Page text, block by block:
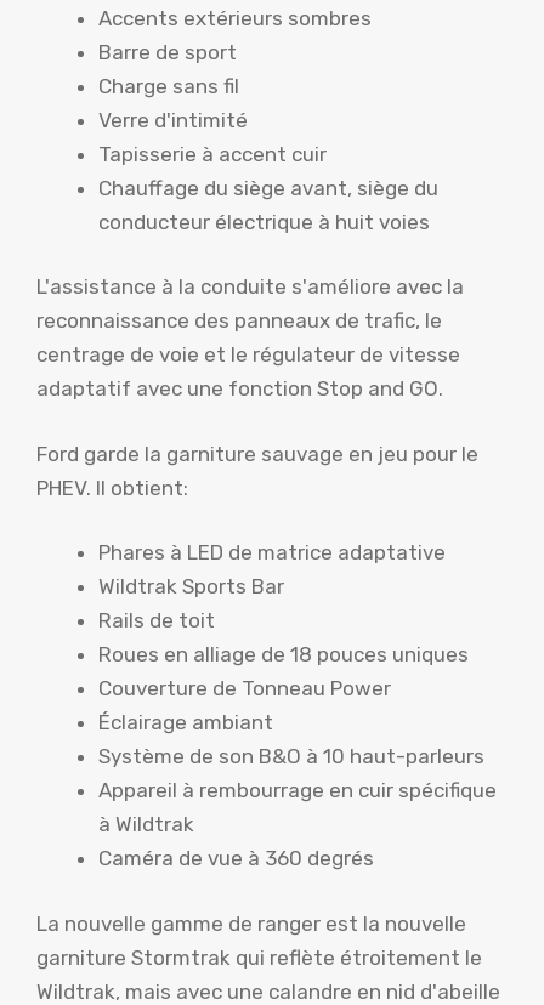
Accents extérieurs sombres
Barre de sport
Charge sans fil
Verre d'intimité
Tapisserie à accent cuir
Chauffage du siège avant, siège du
conducteur électrique à huit voies
L'assistance à la conduite s'améliore avec la
reconnaissance des panneaux de trafic, le
centrage de voie et le régulateur de vitesse
adaptatif avec une fonction Stop and GO.
Ford garde la garniture sauvage en jeu pour le
PHEV. Il obtient:
Phares à LED de matrice adaptative
Wildtrak Sports Bar
Rails de toit
Roues en alliage de 18 pouces uniques
Couverture de Tonneau Power
Éclairage ambiant
Système de son B&O à 10 haut-parleurs
Appareil à rembourrage en cuir spécifique
à Wildtrak
Caméra de vue à 360 degrés
La nouvelle gamme de ranger est la nouvelle
garniture Stormtrak qui reflète étroitement le
Wildtrak, mais avec une calandre en nid d'abeille